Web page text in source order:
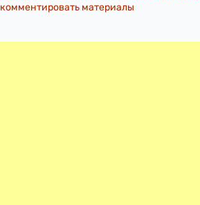
комментировать материалы